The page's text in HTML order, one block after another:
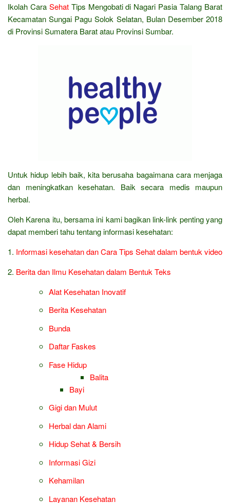
Ikolah Cara SehatTips Mengobati di Nagari Pasia Talang Barat
Kecamatan Sungai Pagu Solok Selatan, Bulan Desember 2018
di Provinsi Sumatera Barat atau Provinsi Sumbar.
Untuk hidup lebih baik, kita berusaha bagaimana cara menjaga
dan meningkatkan kesehatan. Baik secara medis maupun
herbal.
Oleh Karena itu, bersama ini kami bagikan link-link penting yang
dapat memberi tahu tentang informasi kesehatan:
1. Informasi kesehatan dan Cara Tips Sehat dalam bentuk video
2. Berita dan Ilmu Kesehatan dalam Bentuk Teks
Alat Kesehatan Inovatif
Berita Kesehatan
Bunda
Daftar Faskes
Fase Hidup
Balita
Bayi
Gigi dan Mulut
Herbal dan Alami
Hidup Sehat & Bersih
Informasi Gizi
Kehamilan
Layanan Kesehatan